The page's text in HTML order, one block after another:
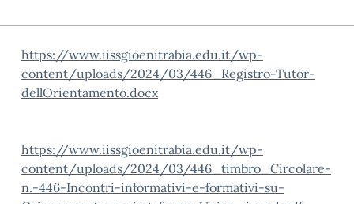
https://www.iissgioenitrabia.edu.it/wp-
content/uploads/2024/03/446_Registro-Tutor-
dellOrientamento.docx
https://www.iissgioenitrabia.edu.it/wp-
content/uploads/2024/03/446_timbro_Circolare-
n.-446-Incontri-informativi-e-formativi-su-